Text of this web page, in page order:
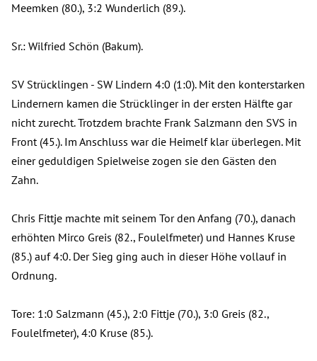
Meemken (80.), 3:2 Wunderlich (89.).
Sr.: Wilfried Schön (Bakum).
SV Strücklingen - SW Lindern 4:0 (1:0). Mit den konterstarken
Lindernern kamen die Strücklinger in der ersten Hälfte gar
nicht zurecht. Trotzdem brachte Frank Salzmann den SVS in
Front (45.). Im Anschluss war die Heimelf klar überlegen. Mit
einer geduldigen Spielweise zogen sie den Gästen den
Zahn.
Chris Fittje machte mit seinem Tor den Anfang (70.), danach
erhöhten Mirco Greis (82., Foulelfmeter) und Hannes Kruse
(85.) auf 4:0. Der Sieg ging auch in dieser Höhe vollauf in
Ordnung.
Tore: 1:0 Salzmann (45.), 2:0 Fittje (70.), 3:0 Greis (82.,
Foulelfmeter), 4:0 Kruse (85.).